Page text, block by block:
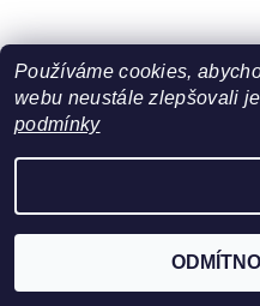
Používáme cookies,
webu neustále zlepšovali
podmínky